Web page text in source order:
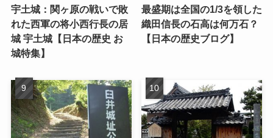
宇土城：関ヶ原の戦いで敗
れた西軍の将小西行長の居
城 宇土城【日本の歴史 お
城特集】
最盛期は全国の1/3を領した
織田信長の石高は何万石？
【日本の歴史ブログ】